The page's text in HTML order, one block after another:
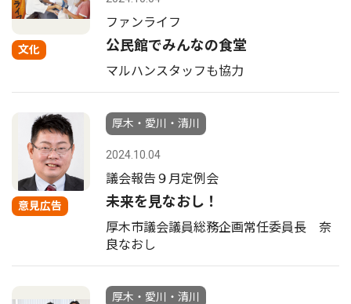
文化
ファンライフ
公民館でみんなの食堂
マルハンスタッフも協力
意見広告
厚木・愛川・清川
2024.10.04
議会報告９月定例会
未来を見なおし！
厚木市議会議員総務企画常任委員長 奈
良なおし
厚木・愛川・清川